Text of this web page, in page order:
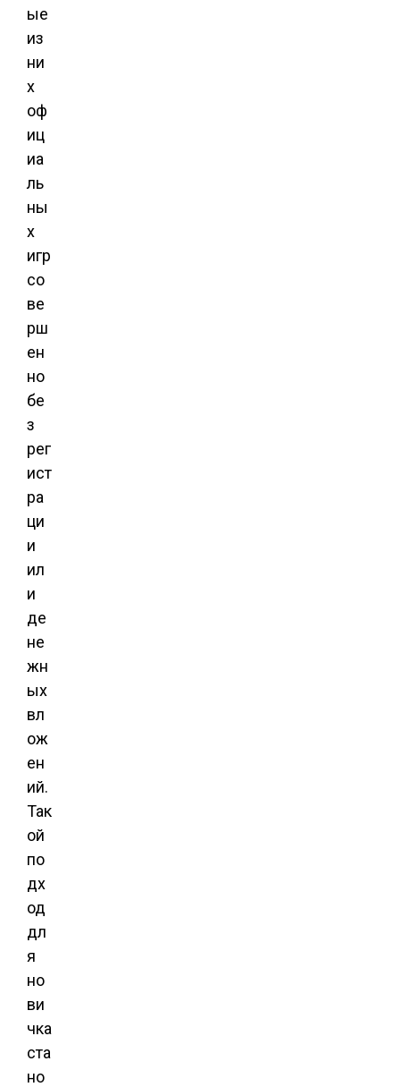
ые
из
ни
х
оф
иц
иа
ль
ны
х
игр
со
ве
рш
ен
но
бе
з
рег
ист
ра
ци
и
ил
и
де
не
жн
ых
вл
ож
ен
ий.
Так
ой
по
дх
од
дл
я
но
ви
чка
ста
но